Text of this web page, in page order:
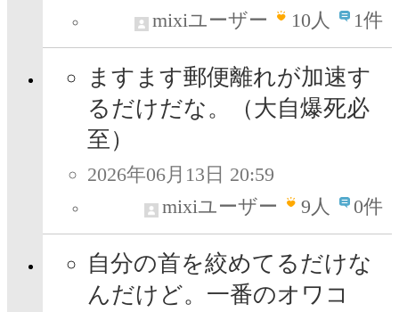
mixiユーザー
10人 1件
ますます郵便離れが加速す
るだけだな。（大自爆死必
至）
2026年06月13日 20:59
mixiユーザー
9人 0件
自分の首を絞めてるだけな
んだけど。一番のオワコ